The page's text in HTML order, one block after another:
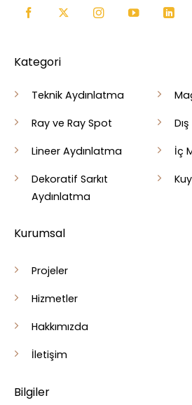
Kategori
Teknik Aydınlatma
Ray ve Ray Spot
Lineer Aydınlatma
Dekoratif Sarkıt
Aydınlatma
İç
Kurumsal
Projeler
Hizmetler
Hakkımızda
İletişim
Bilgiler